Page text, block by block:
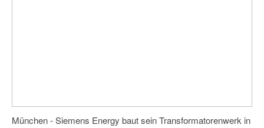
München - Siemens Energy baut sein Transformatorenwerk in